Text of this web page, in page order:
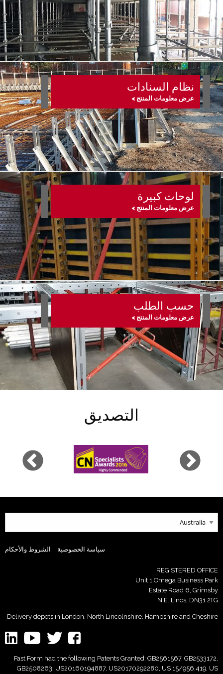
نظام السنادات
عرض معلومات المنتج >
لوحات كبيرة
عرض معلومات المنتج >
حسب الطلب
عرض معلومات المنتج >
التصديق
سياسة الخصوصية الشروط والأحكام
REGISTERED OFFICE
Unit 1 Omega Business Park
Estate Road 6, Grimsby
N.E. Lincs, DN31 2TG
Delivery depots in London, North Lincolnshire, Hampshire and Cheshire
Fast Form had the following Patents Granted: GB2561567, GB2533172,
GB2508263, US20160194887, US20170292280, US 15/956,419, US